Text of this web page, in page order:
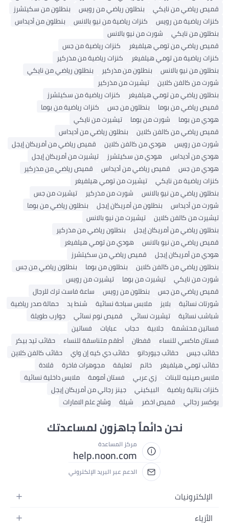
قميص رياضي من نايكي
بنطلون رياضي من رويس
بنطلون من سكيتشرز
كنزات رياضية من رويس
كنزات رياضية من نيو بالانس
بنطلون من أديداس
بنطلون من نايكي
شورت من نيو بالانس
قميص رياضي من تومي هيلفيغر
كنزات رياضية من جس
كنزات رياضية من تومي هيلفيغر
كنزات رياضية من مذركير
بنطلون من نيو بالانس
بنطلون من مذركير
بنطلون رياضي من نايكي
شورت من كالفن كلاين
تيشيرت من مذركير
بنطلون رياضي من تومي هيلفيغر
كنزات رياضية من سكيتشرز
قميص رياضي من بوما
بنطلون من جس
كنزات رياضية من بوما
هودي من بوما
شورت من بوما
تيشيرت من نايكي
قميص رياضي من كالفن كلاين
بنطلون رياضي من أديداس
شورت من رويس
هودي من كالفن كلاين
قميص رياضي من أمريكان إيجل
هودي من أديداس
هودي من سكيتشرز
تيشيرت من أمريكان إيجل
هودي من جس
قميص رياضي من أديداس
قميص رياضي من مذركير
كنزات رياضية من نايكي
تيشيرت من تومي هيلفيغر
بنطلون رياضي من نيو بالانس
شورت من مذركير
تيشيرت من جس
شورت من أديداس
بنطلون من أمريكان إيجل
بنطلون رياضي من بوما
تيشيرت من كالفن كلاين
تيشيرت من نيو بالانس
بنطلون رياضي من أمريكان إيجل
بنطلون رياضي من مذركير
قميص رياضي من نيو بالانس
هودي من تومي هيلفيغر
هودي من أمريكان إيجل
قميص رياضي من سكيتشرز
بنطلون رياضي من كالفن كلاين
بنطلون من بوما
بنطلون رياضي من جس
شورت من نايكي
تيشيرت من بوما
تيشيرت من رويس
قميص رياضي من جس
بنطلون من رويس
ساعة فاست ترك للرجال
شورتات نسائية
بلايز ملابس سباحة نسائية شنط يد
حمالة صدر رياضية
شباشب نسائية
تيشيرت نسائي قميص نوم نسائي
جوارب طويلة
فساتين محتشمة
جلابية حجاب عبايات
فساتين
فستان ماكسي للنساء
قفطان أطقم متناسقة للنساء
حقائب تيد بيكر
حقائب جيس
حقائب جيوردانو حقائب دي كيه إن واي
حقائب كالفن كلاين
حقائب تومي هيلفيغر
خاتم تعليقة مجوهرات فاخرة
قلادة
ملابس صينيه للبنات
زي عربي فستان أمومة
ملابس داخلية نسائية
كنزات بناتية رياضية
البيكيني
جينز رجالي من أمريكان إيجل
بوكسر رجالي
قميص اخضر شيلة وشاح علم الامارات
نحن دائماً جاهزون لمساعدتك
مركز المساعدة
help.noon.com
الدعم عبر البريد الإلكتروني
الإلكترونيات
الجوالات
الأزياء